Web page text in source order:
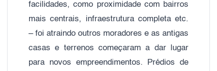
facilidades, como proximidade com bairros
mais centrais, infraestrutura completa etc.
– foi atraindo outros moradores e as antigas
casas e terrenos começaram a dar lugar
para novos empreendimentos. Prédios de